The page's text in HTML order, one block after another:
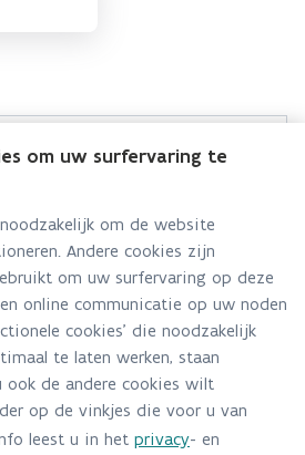
Bodemdossier 3M
dit bodemdossier? Stel ze
om uw surfervaring te
om de website
Andere cookies zijn
om uw surfervaring op deze
online communicatie op uw noden
cookies' die noodzakelijk
te laten werken, staan
ook de andere cookies wilt
op de vinkjes die voor u van
leest u in het privacy- en